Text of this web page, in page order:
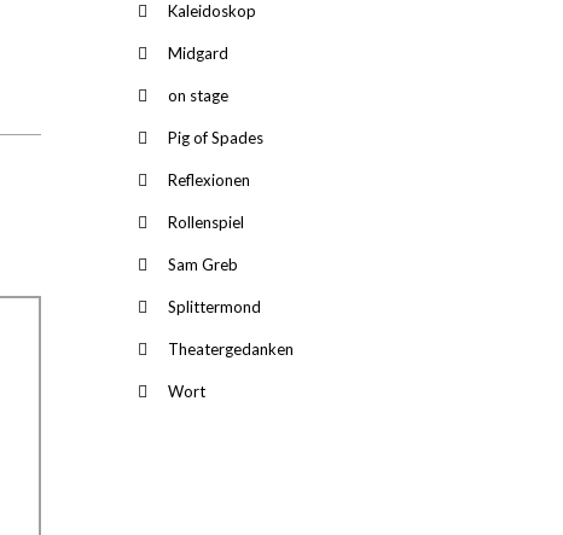
Kaleidoskop
Midgard
on stage
Pig of Spades
Reflexionen
Rollenspiel
Sam Greb
Splittermond
Theatergedanken
Wort